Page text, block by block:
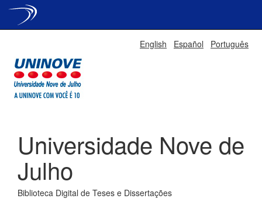
English Español Português
Universidade Nove de
Julho
Biblioteca Digital de Teses e Dissertações